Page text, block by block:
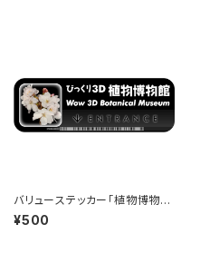
バリューステッカー「植物博物
館」 - 150x50mm - Wow 3D
Museum Entrance
¥500